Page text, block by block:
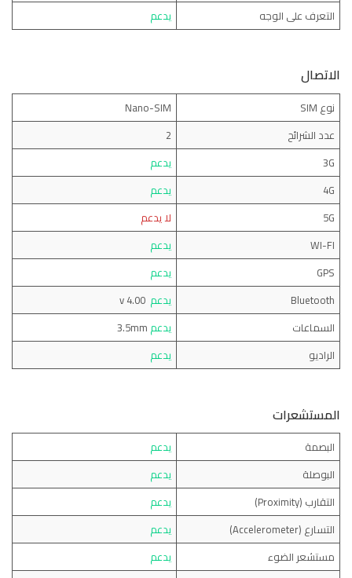
التعرف على الوجه
يدعم
الاتصال
نوع SIM
Nano-SIM
عدد الشرائح
2
3G
يدعم
4G
يدعم
5G
لا يدعم
WI-FI
يدعم
GPS
يدعم
Bluetooth
يدعم v 4.00
السماعات
يدعم
الراديو
يدعم
المستشعرات
البصمة
يدعم
البوصلة
يدعم
التقارب (Proximity)
يدعم
التسارع (Accelerometer)
يدعم
مستشعر الضوء
يدعم